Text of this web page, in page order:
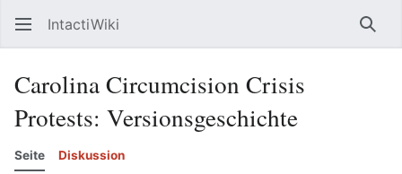
IntactiWiki
Carolina Circumcision Crisis
Protests: Versionsgeschichte
Seite Diskussion